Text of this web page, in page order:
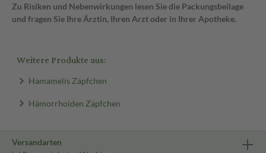
Zu Risiken und Nebenwirkungen lesen Sie die Packungsbeilage
und fragen Sie Ihre Ärztin, Ihren Arzt oder in Ihrer Apotheke.
Weitere Produkte aus:
Hamamelis Zäpfchen
Hämorrhoiden Zäpfchen
Versandarten